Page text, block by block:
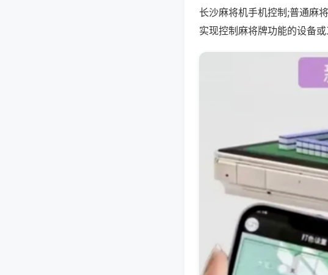
长沙麻将机手机控制;普通麻
实现控制麻将牌功能的设备或